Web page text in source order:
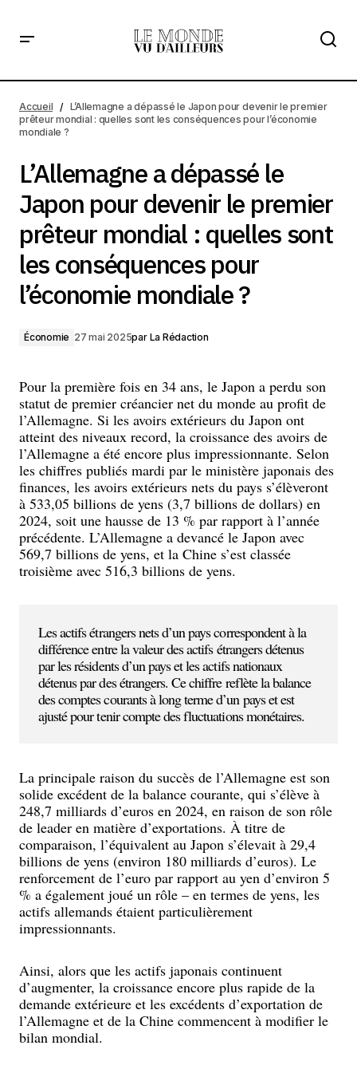
prêteur mondial : quelles sont les conséquences pour
l’économie mondiale ?
Accueil
L’Allemagne a dépassé le Japon pour devenir le premier
prêteur mondial : quelles sont les conséquences pour l’économie
mondiale ?
L’Allemagne a dépassé le
Japon pour devenir le premier
prêteur mondial : quelles sont
les conséquences pour
l’économie mondiale ?
Économie 27 mai 2025par La Rédaction
Pour la première fois en 34 ans, le Japon a perdu son
statut de premier créancier net du monde au profit de
l’Allemagne. Si les avoirs extérieurs du Japon ont
atteint des niveaux record, la croissance des avoirs de
l’Allemagne a été encore plus impressionnante. Selon
les chiffres publiés mardi par le ministère japonais des
finances, les avoirs extérieurs nets du pays s’élèveront
à 533,05 billions de yens (3,7 billions de dollars) en
2024, soit une hausse de 13 % par rapport à l’année
précédente. L’Allemagne a devancé le Japon avec
569,7 billions de yens, et la Chine s’est classée
troisième avec 516,3 billions de yens.
Les actifs étrangers nets d’un pays correspondent à la
différence entre la valeur des actifs étrangers détenus
par les résidents d’un pays et les actifs nationaux
détenus par des étrangers. Ce chiffre reflète la balance
des comptes courants à long terme d’un pays et est
ajusté pour tenir compte des fluctuations monétaires.
La principale raison du succès de l’Allemagne est son
solide excédent de la balance courante, qui s’élève à
248,7 milliards d’euros en 2024, en raison de son rôle
de leader en matière d’exportations. À titre de
comparaison, l’équivalent au Japon s’élevait à 29,4
billions de yens (environ 180 milliards d’euros). Le
renforcement de l’euro par rapport au yen d’environ 5
% a également joué un rôle – en termes de yens, les
actifs allemands étaient particulièrement
impressionnants.
Ainsi, alors que les actifs japonais continuent
d’augmenter, la croissance encore plus rapide de la
demande extérieure et les excédents d’exportation de
l’Allemagne et de la Chine commencent à modifier le
bilan mondial.